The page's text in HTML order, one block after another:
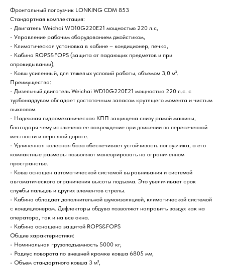
Фронтальный погрузчик LONKING CDM 853
Стандартная комплектация:
- Двигатель Weichai WD10G220E21 мощностью 220 л.с,
- Управление рабочим оборудованием джойстиком,
- Климатическая установка в кабине – кондиционер, печка,
- Кабина ROPS&FOPS (защита от падающих предметов и при
опрокидывании),
- Ковш усиленный, для тяжелых условий работы, объемом 3,0 м³.
Преимущества:
- Дизельный двигатель Weichai WD10G220E21 мощностью 220 л.с. с
турбонаддувом обладает достаточным запасом крутящего момента и чистым
выхлопом.
- Надежная гидромеханическая КПП защищена снизу рамой машины,
благодаря чему исключено ее повреждение при движении по пересеченной
местности и неровной дороге.
- Удлиненная колесная база обеспечивает устойчивость погрузчика, а его
компактные размеры позволяют маневрировать на ограниченном
пространстве.
- Ковш оснащен автоматической системой выравнивания и системой
автоматического ограничения высоты подъема. Это увеличивает срок
службы пальцев и других элементов стрелы.
- Кабина обладает дополнительной шумоизоляцией, климатической системой
с кондиционером. Дефлекторы обдува позволяют направить воздух как на
оператора, так и на все окна.
- Кабина оснащена защитой ROPS&FOPS
Общие характеристики:
- Номинальная грузоподъемность 5000 кг,
- Радиус поворота по внешней кромке ковша 6805 мм,
- Объем стандартного ковша 3 м³,